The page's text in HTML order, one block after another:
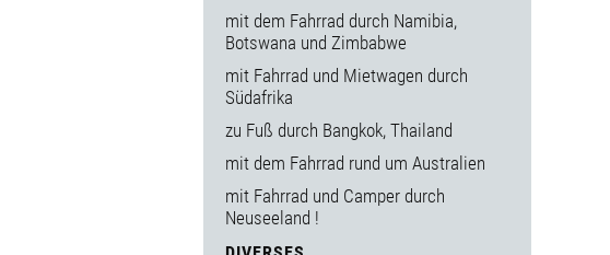
mit dem Fahrrad durch Namibia,
Botswana und Zimbabwe
mit Fahrrad und Mietwagen durch
Südafrika
zu Fuß durch Bangkok, Thailand
mit dem Fahrrad rund um Australien
mit Fahrrad und Camper durch
Neuseeland !